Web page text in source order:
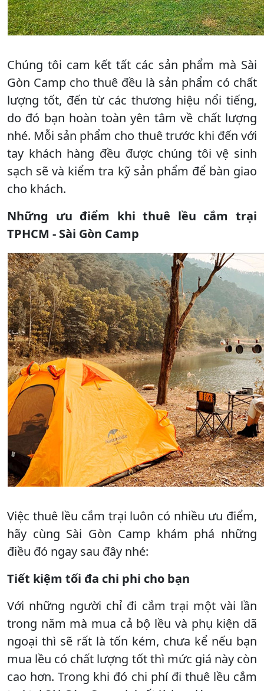
Chúng tôi cam kết tất các sản phẩm mà Sài
Gòn Camp cho thuê đều là sản phẩm có chất
lượng tốt, đến từ các thương hiệu nổi tiếng,
do đó bạn hoàn toàn yên tâm về chất lượng
nhé. Mỗi sản phẩm cho thuê trước khi đến với
tay khách hàng đều được chúng tôi vệ sinh
sạch sẽ và kiểm tra kỹ sản phẩm để bàn giao
cho khách.
Những ưu điểm khi thuê lều cắm trại
TPHCM - Sài Gòn Camp
Việc thuê lều cắm trại luôn có nhiều ưu điểm,
hãy cùng Sài Gòn Camp khám phá những
điều đó ngay sau đây nhé:
Tiết kiệm tối đa chi phi cho bạn
Với những người chỉ đi cắm trại một vài lần
trong năm mà mua cả bộ lều và phụ kiện dã
ngoại thì sẽ rất là tốn kém, chưa kể nếu bạn
mua lều có chất lượng tốt thì mức giá này còn
cao hơn. Trong khi đó chi phí đi thuê lều cắm